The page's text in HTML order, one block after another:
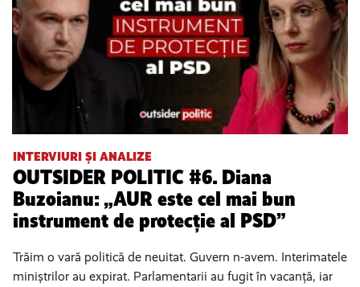
INTERVIURI ȘI ANALIZE
OUTSIDER POLITIC #6. Diana
Buzoianu: „AUR este cel mai bun
instrument de protecție al PSD”
Trăim o vară politică de neuitat. Guvern n-avem. Interimatele
miniștrilor au expirat. Parlamentarii au fugit în vacanță, iar